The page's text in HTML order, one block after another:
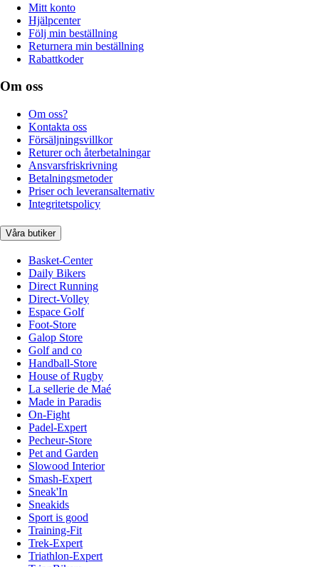
Mitt konto
Hjälpcenter
Följ min beställning
Returnera min beställning
Rabattkoder
Om oss
Om oss?
Kontakta oss
Försäljningsvillkor
Returer och återbetalningar
Ansvarsfriskrivning
Betalningsmetoder
Priser och leveransalternativ
Integritetspolicy
Våra butiker
Basket-Center
Daily Bikers
Direct Running
Direct-Volley
Espace Golf
Foot-Store
Galop Store
Golf and co
Handball-Store
House of Rugby
La sellerie de Maé
Made in Paradis
On-Fight
Padel-Expert
Pecheur-Store
Pet and Garden
Slowood Interior
Smash-Expert
Sneak'In
Sneakids
Sport is good
Training-Fit
Trek-Expert
Triathlon-Expert